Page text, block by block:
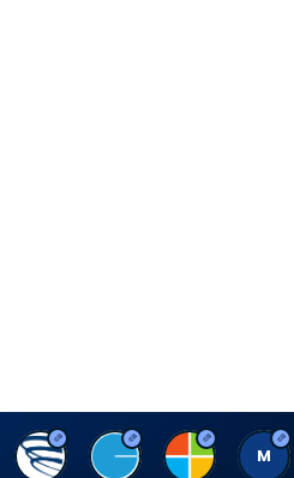
B C M M